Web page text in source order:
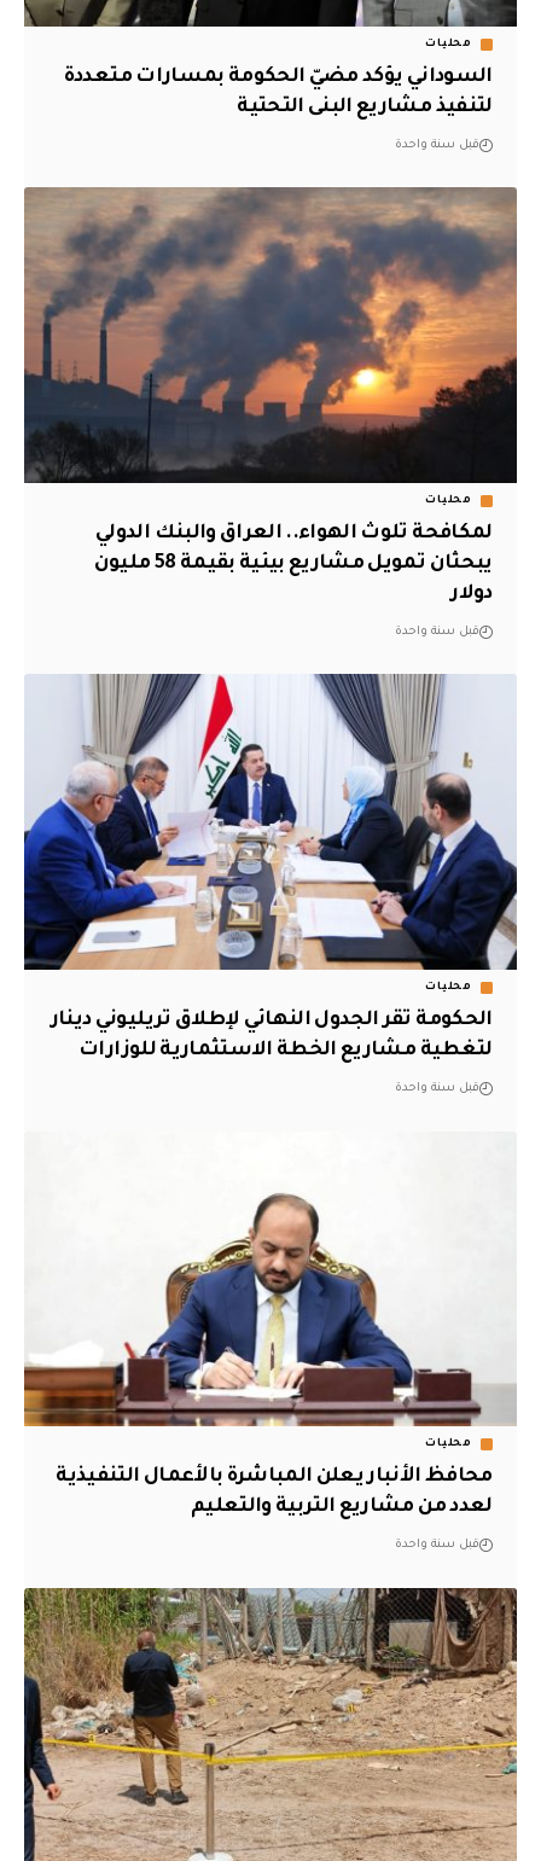
محليات
السوداني يؤكد مضيّ الحكومة بمسارات متعددة
لتنفيذ مشاريع البنى التحتية
قبل سنة واحدة
محليات
لمكافحة تلوث الهواء.. العراق والبنك الدولي
يبحثان تمويل مشاريع بيئية بقيمة 58 مليون
دولار
قبل سنة واحدة
محليات
الحكومة تقر الجدول النهائي لإطلاق تريليوني دينار
لتغطية مشاريع الخطة الاستثمارية للوزارات
قبل سنة واحدة
محليات
محافظ الأنبار يعلن المباشرة بالأعمال التنفيذية
لعدد من مشاريع التربية والتعليم
قبل سنة واحدة